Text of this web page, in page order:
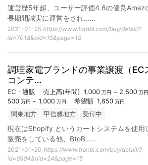
運営歴5年超、ユーザー評価4.6の優良
長期間誠実に運営をされ......
2021-01-25 https://www.tranbi.com/buy/detail/?
id=7018&oid=15&page=15
調理家電ブランドの事業譲渡（EC
コンテ...
EC・通販 売上高(年間) 1,000 万円 ~ 2,500 万円
500 万円 ~ 1,000 万円 希望額 1,650 万円
関東地方 甲信越地方 受付中
現在はShopify というカートシステムを使用
販売をしている他、BtoB......
2021-01-20 https://www.tranbi.com/buy/detail/?
id=6994&oid=24&page=15